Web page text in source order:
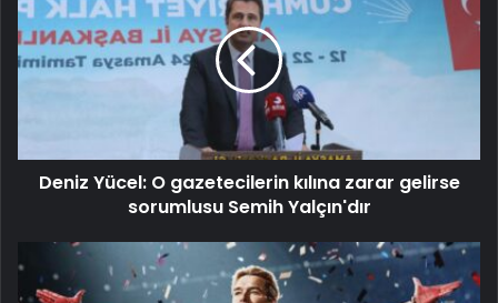
Deniz Yücel: O gazetecilerin kılına zarar gelirse
sorumlusu Semih Yalçın'dır